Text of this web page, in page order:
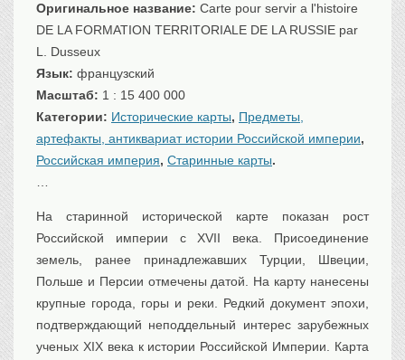
Архитектура
Техника
Транспорт
Флот, кораблестроение
Связь
Медицина
Оружие, военная
Выставочные экспонаты XVI-XIXв.
Досуг
Разное
Оригинальное название: Carte pour servir a l'histoire
DE LA FORMATION TERRITORIALE DE LA RUSSIE par
L. Dusseux
Язык: французский
Масштаб: 1 : 15 400 000
Категории: Исторические карты, Предметы,
артефакты, антиквариат истории Российской империи,
Российская империя, Старинные карты.
На старинной исторической карте показан рост
Российской империи с XVII века. Присоединение
земель, ранее принадлежавших Турции, Швеции,
Польше и Персии отмечены датой. На карту нанесены
крупные города, горы и реки. Редкий документ эпохи,
подтверждающий неподдельный интерес зарубежных
ученых XIX века к истории Российской Империи. Карта